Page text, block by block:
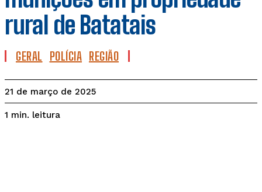
rural de Batatais
GERAL POLÍCIA REGIÃO
21 de março de 2025
1 min. leitura